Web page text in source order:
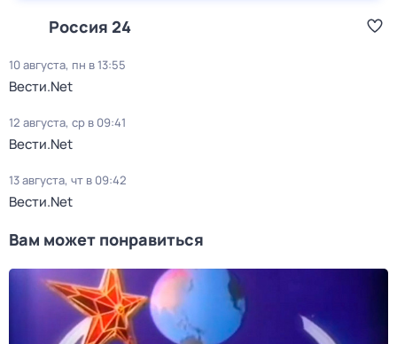
Россия 24
10 августа, пн в 13:55
Вести.Net
12 августа, ср в 09:41
Вести.Net
13 августа, чт в 09:42
Вести.Net
Вам может понравиться